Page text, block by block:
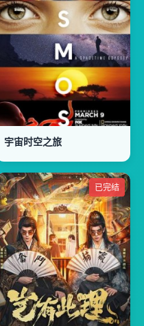
宇宙时空之旅
已完结